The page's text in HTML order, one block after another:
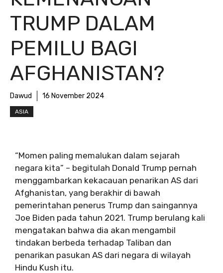
TRUMP DALAM
PEMILU BAGI
AFGHANISTAN?
Dawud 16 November 2024
ASIA
“Momen paling memalukan dalam sejarah
negara kita” – begitulah Donald Trump pernah
menggambarkan kekacauan penarikan AS dari
Afghanistan, yang berakhir di bawah
pemerintahan penerus Trump dan saingannya
Joe Biden pada tahun 2021. Trump berulang kali
mengatakan bahwa dia akan mengambil
tindakan berbeda terhadap Taliban dan
penarikan pasukan AS dari negara di wilayah
Hindu Kush itu.